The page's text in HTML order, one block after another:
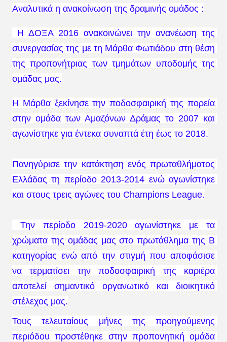
Αναλυτικά η ανακοίνωση της δραμινής ομάδος :
Η ΔΟΞΑ 2016 ανακοινώνει την ανανέωση της
συνεργασίας της με τη Μάρθα Φωτιάδου στη θέση
της προπονήτριας των τμημάτων υποδομής της
ομάδας μας.
Η Μάρθα ξεκίνησε την ποδοσφαιρική της πορεία
στην ομάδα των Αμαζόνων Δράμας το 2007 και
αγωνίστηκε για έντεκα συναπτά έτη έως το 2018.
Πανηγύρισε την κατάκτηση ενός πρωταθλήματος
Ελλάδας τη περίοδο 2013-2014 ενώ αγωνίστηκε
και στους τρεις αγώνες του Champions League.
χρώματα της ομάδας μας στο πρωτάθλημα της Β
κατηγορίας ενώ από την στιγμή που αποφάσισε
να τερματίσει την ποδοσφαιρική της καριέρα
αποτελεί σημαντικό οργανωτικό και διοικητικό
στέλεχος μας.
Τους τελευταίους μήνες της προηγούμενης
περιόδου προστέθηκε στην προπονητική ομάδα